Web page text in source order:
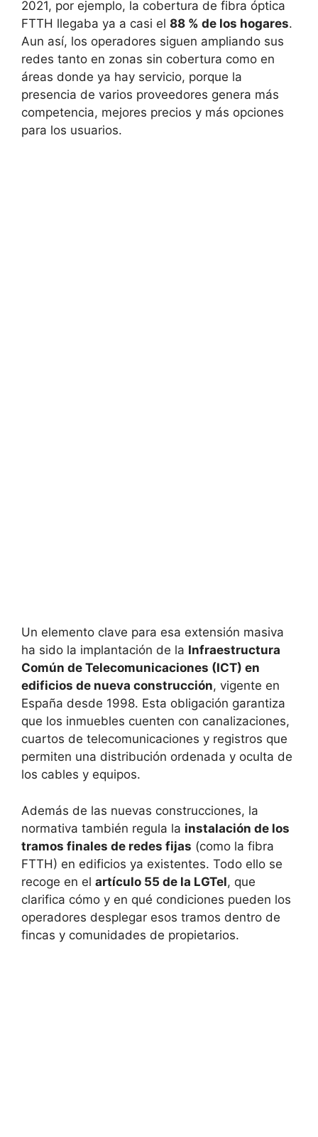
2021, por ejemplo, la cobertura de fibra óptica
FTTH llegaba ya a casi el 88 % de los hogares.
Aun así, los operadores siguen ampliando sus
redes tanto en zonas sin cobertura como en
áreas donde ya hay servicio, porque la
presencia de varios proveedores genera más
competencia, mejores precios y más opciones
para los usuarios.
Un elemento clave para esa extensión masiva
ha sido la implantación de la Infraestructura
Común de Telecomunicaciones (ICT) en
edificios de nueva construcción, vigente en
España desde 1998. Esta obligación garantiza
que los inmuebles cuenten con canalizaciones,
cuartos de telecomunicaciones y registros que
permiten una distribución ordenada y oculta de
los cables y equipos.
Además de las nuevas construcciones, la
normativa también regula la instalación de los
tramos finales de redes fijas (como la fibra
FTTH) en edificios ya existentes. Todo ello se
recoge en el artículo 55 de la LGTel, que
clarifica cómo y en qué condiciones pueden los
operadores desplegar esos tramos dentro de
fincas y comunidades de propietarios.